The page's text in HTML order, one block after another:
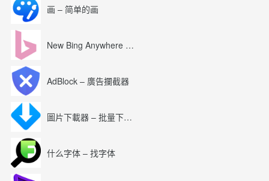
画 – 简单的画
New Bing Anywhere (Bing Chat GPT-4)
AdBlock – 廣告攔截器
圖片下載器 – 批量下載圖片
什么字体 – 找字体